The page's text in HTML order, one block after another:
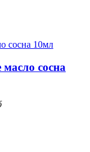
сосна